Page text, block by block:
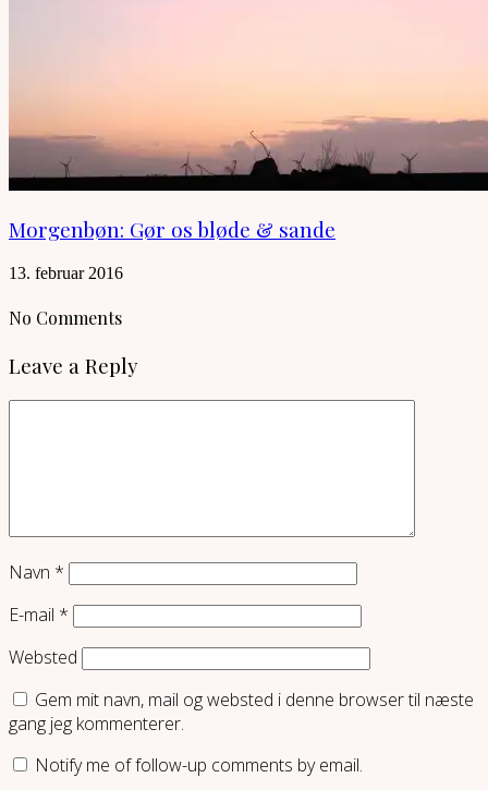
Morgenbøn: Gør os bløde & sande
13. februar 2016
No Comments
Leave a Reply
Navn *
E-mail *
Websted
Gem mit navn, mail og websted i denne browser til næste
gang jeg kommenterer.
Notify me of follow-up comments by email.